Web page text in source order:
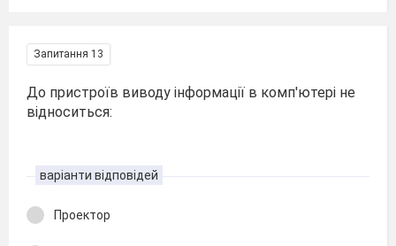
Запитання 13
До пристроїв виводу інформації в комп'ютері не
відноситься:
варіанти відповідей
Проектор